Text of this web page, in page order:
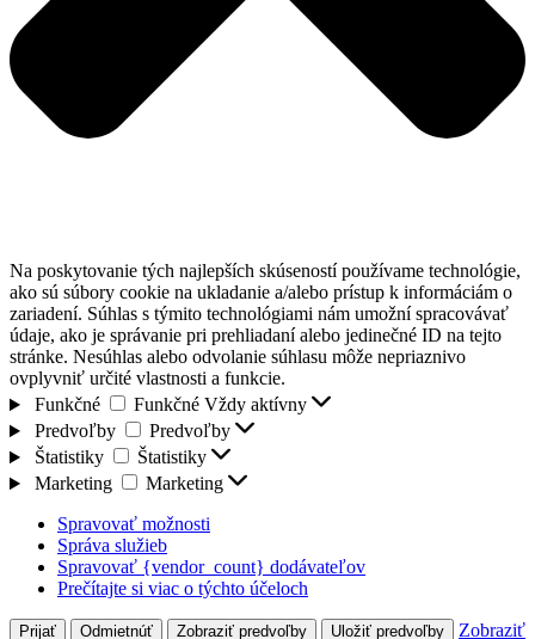
Na poskytovanie tých najlepších skúseností používame technológie,
ako sú súbory cookie na ukladanie a/alebo prístup k informáciám o
zariadení. Súhlas s týmito technológiami nám umožní spracovávať
údaje, ako je správanie pri prehliadaní alebo jedinečné ID na tejto
stránke. Nesúhlas alebo odvolanie súhlasu môže nepriaznivo
ovplyvniť určité vlastnosti a funkcie.
Funkčné
Funkčné Vždy aktívny
Predvoľby
Predvoľby
Štatistiky
Štatistiky
Marketing
Marketing
Spravovať možnosti
Správa služieb
Spravovať {vendor_count} dodávateľov
Prečítajte si viac o týchto účeloch
Prijať Odmietnúť Zobraziť predvoľby Uložiť predvoľby Zobraziť